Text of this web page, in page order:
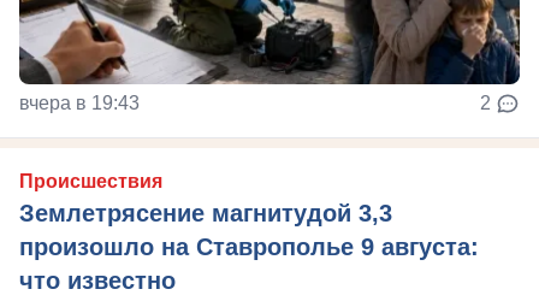
вчера в 19:43 2
Происшествия
Землетрясение магнитудой 3,3
произошло на Ставрополье 9 августа:
что известно